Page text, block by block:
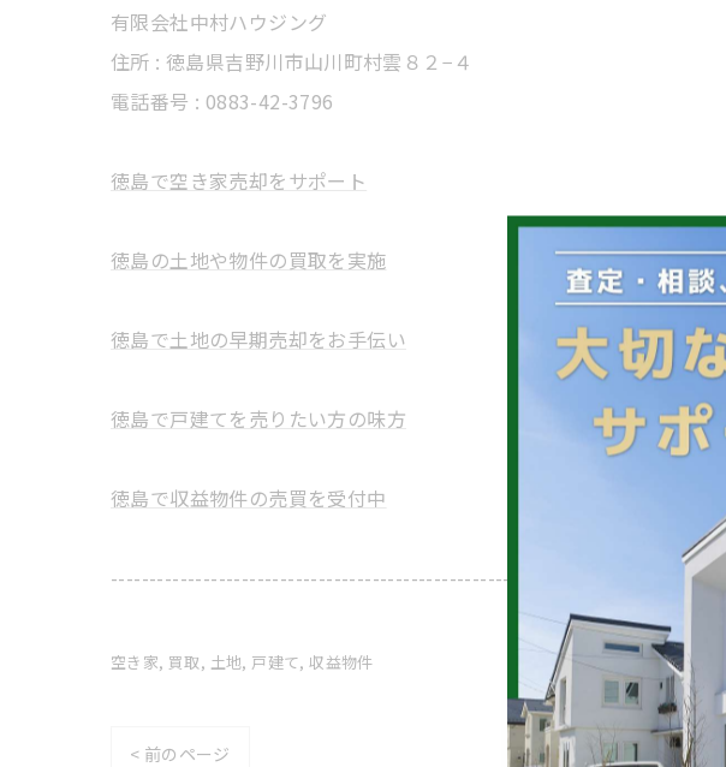
有限会社中村ハウジング
住所 : 徳島県吉野川市山川町村雲８２−４
電話番号 : 0883-42-3796
徳島で空き家売却をサポート
徳島の土地や物件の買取を実施
徳島で土地の早期売却をお手伝い
徳島で戸建てを売りたい方の味方
徳島で収益物件の売買を受付中
----------------------------------------------------------------------
空き家 買取 土地 戸建て 収益物件
< 前のページ